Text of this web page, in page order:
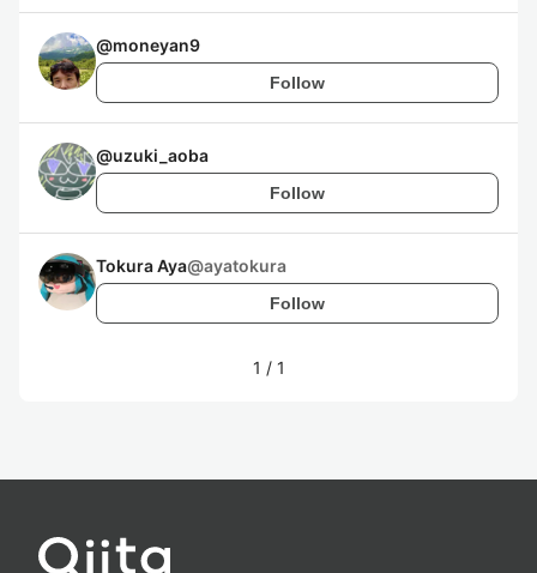
@moneyan9
Follow
@uzuki_aoba
Follow
Tokura Aya@ayatokura
Follow
1 / 1